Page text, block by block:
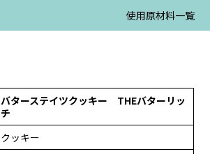
使用原材料一覧
バターステイツクッキー THEバターリッ
チ
クッキー